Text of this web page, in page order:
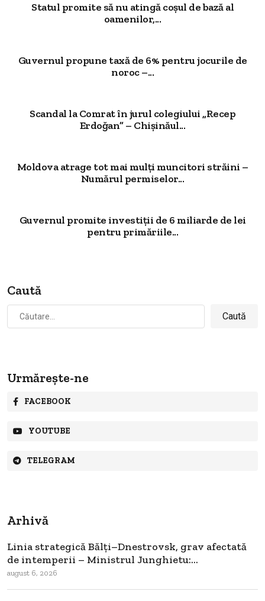
Statul promite să nu atingă coșul de bază al
oamenilor,...
Guvernul propune taxă de 6% pentru jocurile de
noroc –...
Scandal la Comrat în jurul colegiului „Recep
Erdoğan” – Chișinăul...
Moldova atrage tot mai mulți muncitori străini –
Numărul permiselor...
Guvernul promite investiții de 6 miliarde de lei
pentru primăriile...
Caută
Caută
după:
Urmărește-ne
FACEBOOK
YOUTUBE
TELEGRAM
Arhivă
Linia strategică Bălți–Dnestrovsk, grav afectată
de intemperii – Ministrul Junghietu:...
august 6, 2026